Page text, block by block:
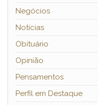
Negócios
Notícias
Obituário
Opinião
Pensamentos
Perfil em Destaque